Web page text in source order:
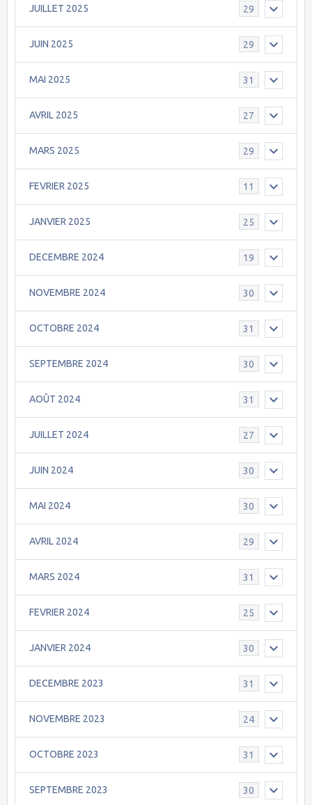
JUILLET 2025 29
JUIN 2025 29
MAI 2025 31
AVRIL 2025 27
MARS 2025 29
FEVRIER 2025 11
JANVIER 2025 25
DECEMBRE 2024 19
NOVEMBRE 2024 30
OCTOBRE 2024 31
SEPTEMBRE 2024 30
AOÛT 2024 31
JUILLET 2024 27
JUIN 2024 30
MAI 2024 30
AVRIL 2024 29
MARS 2024 31
FEVRIER 2024 25
JANVIER 2024 30
DECEMBRE 2023 31
NOVEMBRE 2023 24
OCTOBRE 2023 31
SEPTEMBRE 2023 30